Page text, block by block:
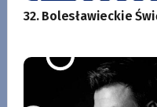
32. Bolesławieckie